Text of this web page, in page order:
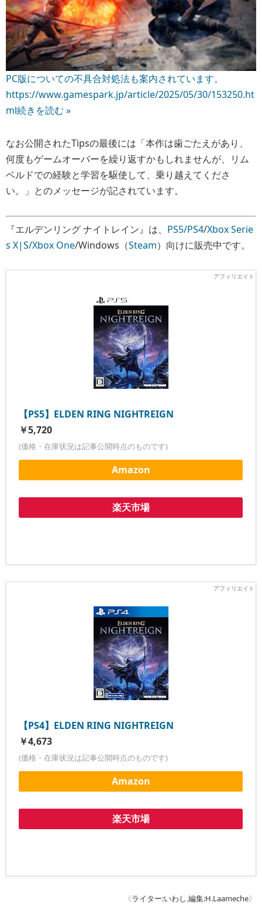
PC版についての不具合対処法も案内されています。
https://www.gamespark.jp/article/2025/05/30/153250.ht
ml続きを読む »
なお公開されたTipsの最後には「本作は歯ごたえがあり、
何度もゲームオーバーを繰り返すかもしれませんが、リム
ベルドでの経験と学習を駆使して、乗り越えてくださ
い。」とのメッセージが記されています。
『エルデンリング ナイトレイン』は、 PS5/PS4/Xbox Serie
s X|S/Xbox One/Windows（Steam）向けに販売中です。
【PS5】ELDEN RING NIGHTREIGN
￥5,720
(価格・在庫状況は記事公開時点のものです)
Amazon
楽天市場
【PS4】ELDEN RING NIGHTREIGN
￥4,673
(価格・在庫状況は記事公開時点のものです)
Amazon
楽天市場
《ライター:いわし,編集:H.Laameche》